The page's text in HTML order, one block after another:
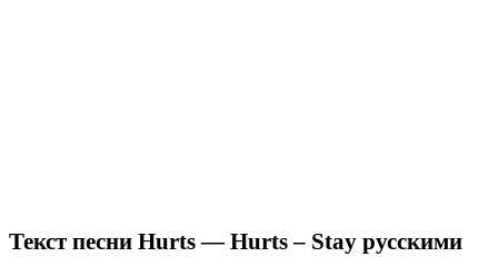
Текст песни Hurts — Hurts – Stay русскими